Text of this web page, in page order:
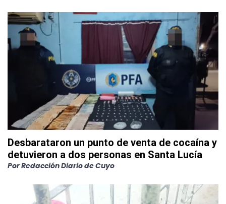
Desbarataron un punto de venta de cocaína y
detuvieron a dos personas en Santa Lucía
PorRedacción Diario de Cuyo